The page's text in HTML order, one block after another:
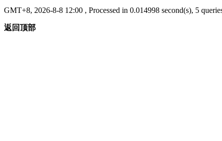
GMT+8, 2026-8-8 12:00 , Processed in 0.014998 second(s), 5
返回顶部